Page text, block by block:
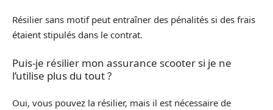
Résilier sans motif peut entraîner des pénalités si des frais
étaient stipulés dans le contrat.
Puis-je résilier mon assurance scooter si je ne
l’utilise plus du tout ?
Oui, vous pouvez la résilier, mais il est nécessaire de